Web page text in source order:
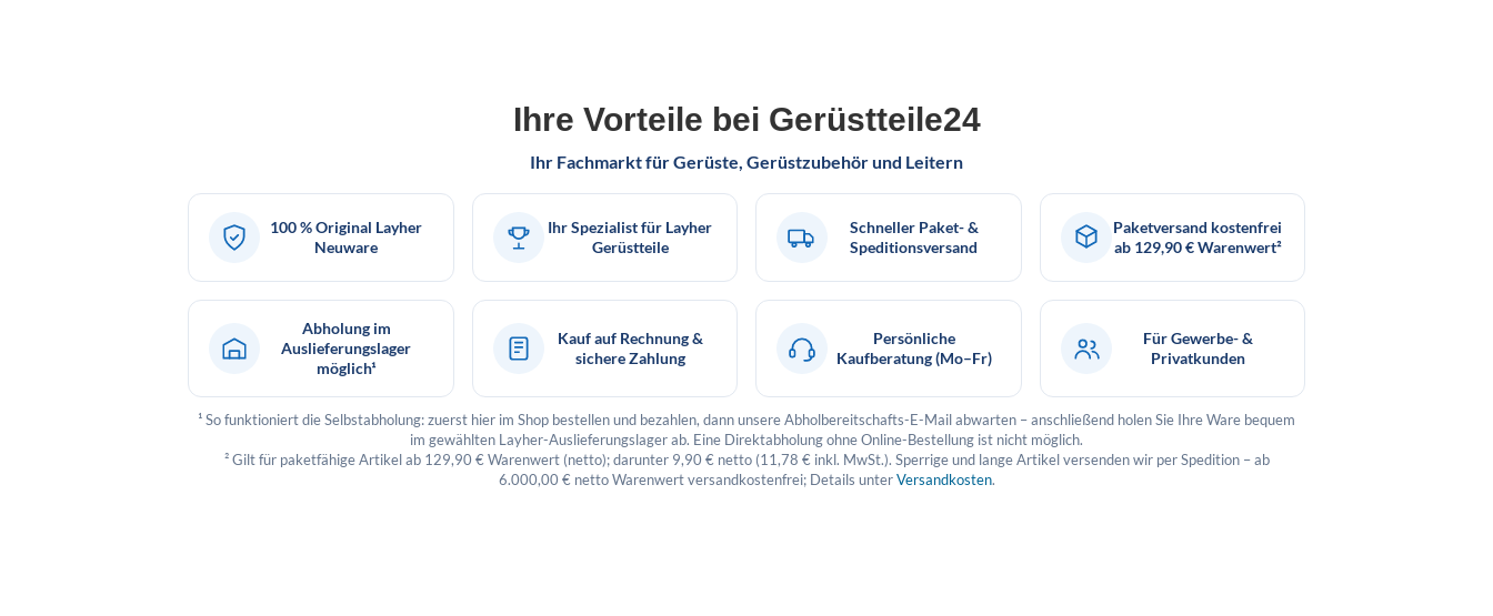
Ihre Vorteile bei Gerüstteile24
Ihr Fachmarkt für Gerüste, Gerüstzubehör und Leitern
100 % Original Layher
Neuware
Ihr Spezialist für Layher
Gerüstteile
Schneller Paket- &
Speditionsversand
Paketversand kostenfrei
ab 129,90 € Warenwert²
Abholung im
Auslieferungslager
möglich¹
Kauf auf Rechnung &
sichere Zahlung
Persönliche
Kaufberatung (Mo–Fr)
Für Gewerbe- &
Privatkunden
¹ So funktioniert die Selbstabholung: zuerst hier im Shop bestellen und bezahlen, dann unsere Abholbereitschafts-E-Mail abwarten – anschließend holen Sie Ihre Ware bequem
im gewählten Layher-Auslieferungslager ab. Eine Direktabholung ohne Online-Bestellung ist nicht möglich.
² Gilt für paketfähige Artikel ab 129,90 € Warenwert (netto); darunter 9,90 € netto (11,78 € inkl. MwSt.). Sperrige und lange Artikel versenden wir per Spedition – ab
6.000,00 € netto Warenwert versandkostenfrei; Details unter Versandkosten.